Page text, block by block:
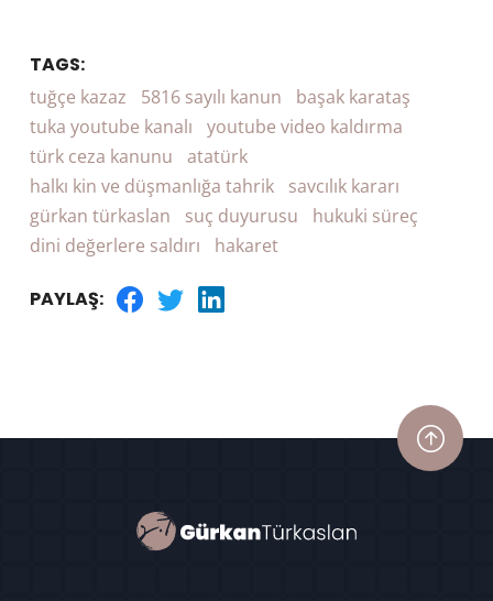
TAGS:
tuğçe kazaz 5816 sayılı kanun
başak karataş
tuka youtube kanalı
youtube video kaldırma
türk ceza kanunu
atatürk
halkı kin ve düşmanlığa tahrik
savcılık kararı
gürkan türkaslan
suç duyurusu
hukuki süreç
dini değerlere saldırı
hakaret
PAYLAŞ: